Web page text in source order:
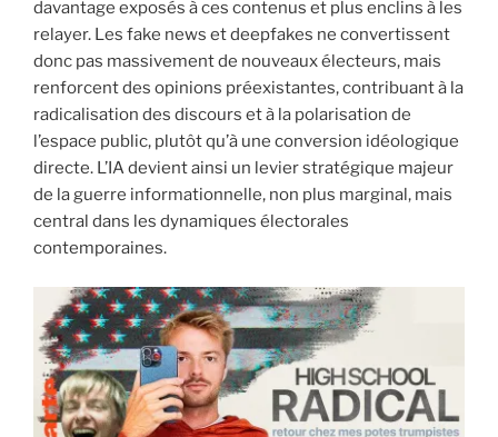
davantage exposés à ces contenus et plus enclins à les
relayer. Les fake news et deepfakes ne convertissent
donc pas massivement de nouveaux électeurs, mais
renforcent des opinions préexistantes, contribuant à la
radicalisation des discours et à la polarisation de
l’espace public, plutôt qu’à une conversion idéologique
directe. L’IA devient ainsi un levier stratégique majeur
de la guerre informationnelle, non plus marginal, mais
central dans les dynamiques électorales
contemporaines.